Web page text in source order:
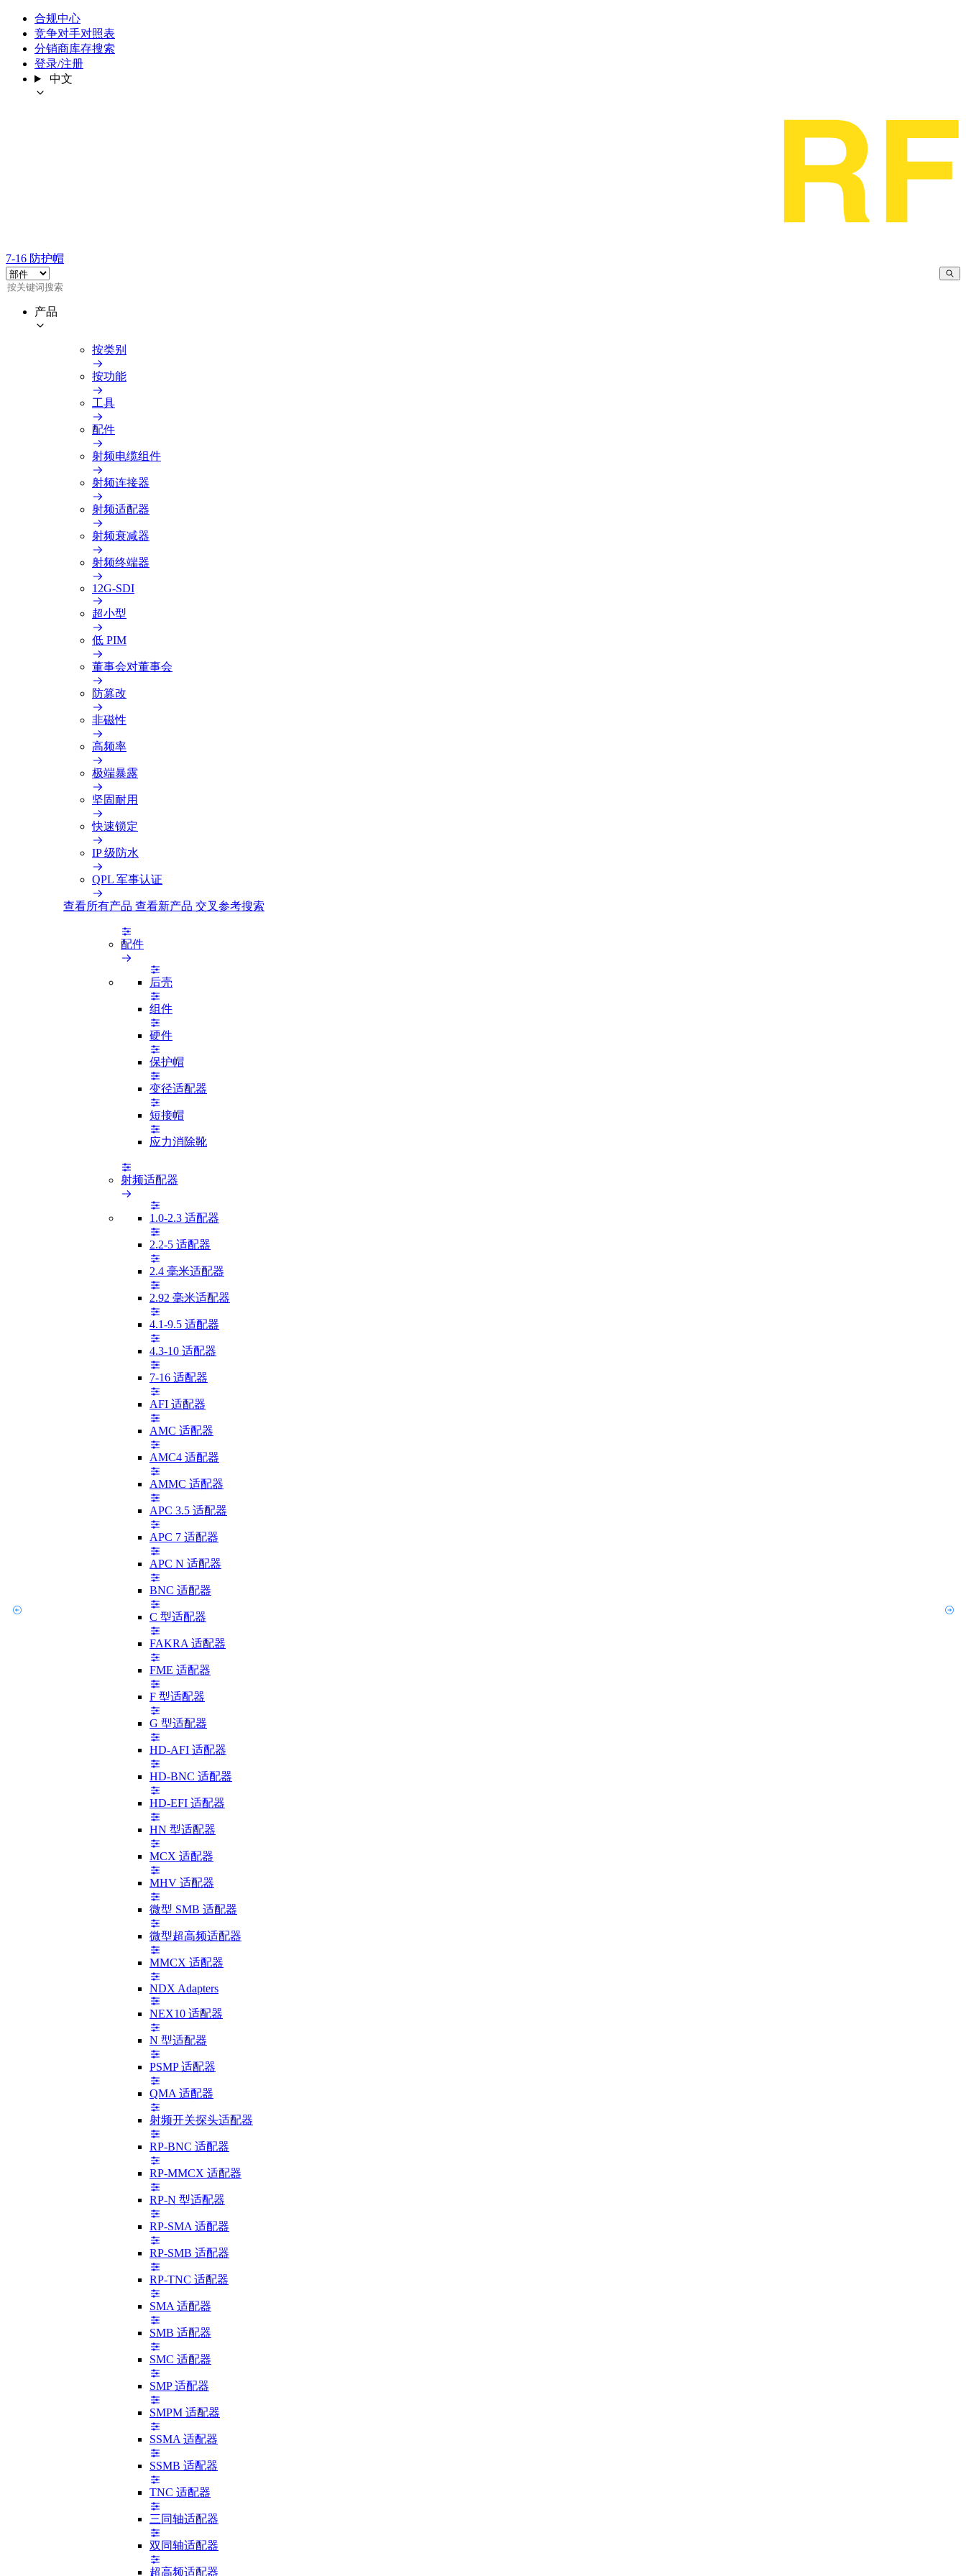
合规中心
竞争对手对照表
分销商库存搜索
登录/注册
中文
7-16 防护帽
产品
按类别
按功能
工具
配件
射频电缆组件
射频连接器
射频适配器
射频衰减器
射频终端器
12G-SDI
超小型
低 PIM
董事会对董事会
防篡改
非磁性
高频率
极端暴露
坚固耐用
快速锁定
IP 级防水
QPL 军事认证
查看所有产品 查看新产品 交叉参考搜索
配件
后壳
组件
硬件
保护帽
变径适配器
短接帽
应力消除靴
射频适配器
1.0-2.3 适配器
2.2-5 适配器
2.4 毫米适配器
2.92 毫米适配器
4.1-9.5 适配器
4.3-10 适配器
7-16 适配器
AFI 适配器
AMC 适配器
AMC4 适配器
AMMC 适配器
APC 3.5 适配器
APC 7 适配器
APC N 适配器
BNC 适配器
C 型适配器
FAKRA 适配器
FME 适配器
F 型适配器
G 型适配器
HD-AFI 适配器
HD-BNC 适配器
HD-EFI 适配器
HN 型适配器
MCX 适配器
MHV 适配器
微型 SMB 适配器
微型超高频适配器
MMCX 适配器
NDX Adapters
NEX10 适配器
N 型适配器
PSMP 适配器
QMA 适配器
射频开关探头适配器
RP-BNC 适配器
RP-MMCX 适配器
RP-N 型适配器
RP-SMA 适配器
RP-SMB 适配器
RP-TNC 适配器
SMA 适配器
SMB 适配器
SMC 适配器
SMP 适配器
SMPM 适配器
SSMA 适配器
SSMB 适配器
TNC 适配器
三同轴适配器
双同轴适配器
超高频适配器